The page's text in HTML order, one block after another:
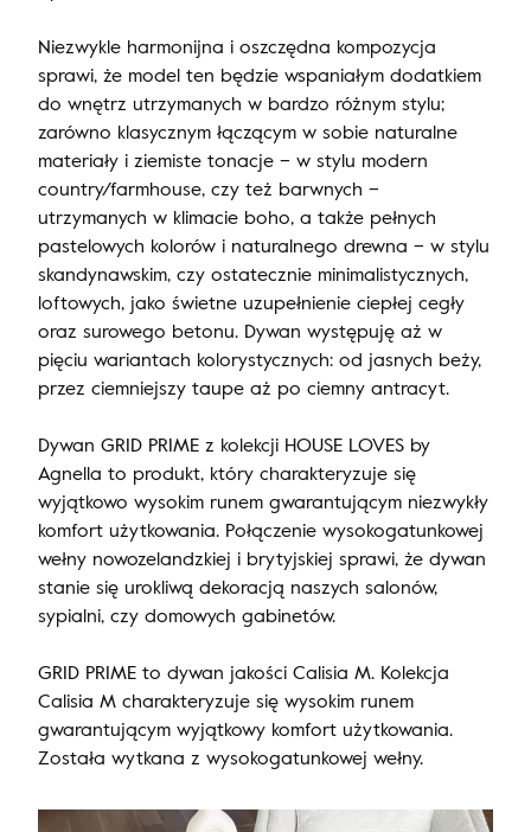
Niezwykle harmonijna i oszczędna kompozycja
sprawi, że model ten będzie wspaniałym dodatkiem
do wnętrz utrzymanych w bardzo różnym stylu;
zarówno klasycznym łączącym w sobie naturalne
materiały i ziemiste tonacje – w stylu modern
country/farmhouse, czy też barwnych –
utrzymanych w klimacie boho, a także pełnych
pastelowych kolorów i naturalnego drewna – w stylu
skandynawskim, czy ostatecznie minimalistycznych,
loftowych, jako świetne uzupełnienie ciepłej cegły
oraz surowego betonu. Dywan występuję aż w
pięciu wariantach kolorystycznych: od jasnych beży,
przez ciemniejszy taupe aż po ciemny antracyt.
Dywan GRID PRIME z kolekcji HOUSE LOVES by
Agnella to produkt, który charakteryzuje się
wyjątkowo wysokim runem gwarantującym niezwykły
komfort użytkowania. Połączenie wysokogatunkowej
wełny nowozelandzkiej i brytyjskiej sprawi, że dywan
stanie się urokliwą dekoracją naszych salonów,
sypialni, czy domowych gabinetów.
GRID PRIME to dywan jakości Calisia M. Kolekcja
Calisia M charakteryzuje się wysokim runem
gwarantującym wyjątkowy komfort użytkowania.
Została wytkana z wysokogatunkowej wełny.